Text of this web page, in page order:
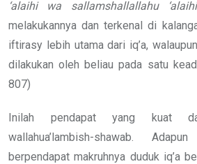
‘alaihi wa sallamshallallahu
melakukannya dan terkenal di
iftirasy lebih utama dari iq’a,
dilakukan oleh beliau pada satu
807)
Inilah pendapat yang kuat
wallahua’lambish-shawab.
berpendapat makruhnya duduk iq’a